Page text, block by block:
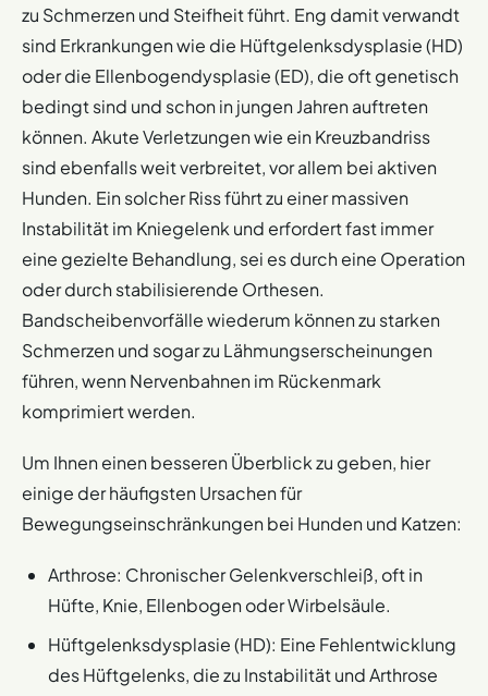
zu Schmerzen und Steifheit führt. Eng damit verwandt
sind Erkrankungen wie die Hüftgelenksdysplasie (HD)
oder die Ellenbogendysplasie (ED), die oft genetisch
bedingt sind und schon in jungen Jahren auftreten
können. Akute Verletzungen wie ein Kreuzbandriss
sind ebenfalls weit verbreitet, vor allem bei aktiven
Hunden. Ein solcher Riss führt zu einer massiven
Instabilität im Kniegelenk und erfordert fast immer
eine gezielte Behandlung, sei es durch eine Operation
oder durch stabilisierende Orthesen.
Bandscheibenvorfälle wiederum können zu starken
Schmerzen und sogar zu Lähmungserscheinungen
führen, wenn Nervenbahnen im Rückenmark
komprimiert werden.
Um Ihnen einen besseren Überblick zu geben, hier
einige der häufigsten Ursachen für
Bewegungseinschränkungen bei Hunden und Katzen:
Arthrose: Chronischer Gelenkverschleiß, oft in
Hüfte, Knie, Ellenbogen oder Wirbelsäule.
Hüftgelenksdysplasie (HD): Eine Fehlentwicklung
des Hüftgelenks, die zu Instabilität und Arthrose